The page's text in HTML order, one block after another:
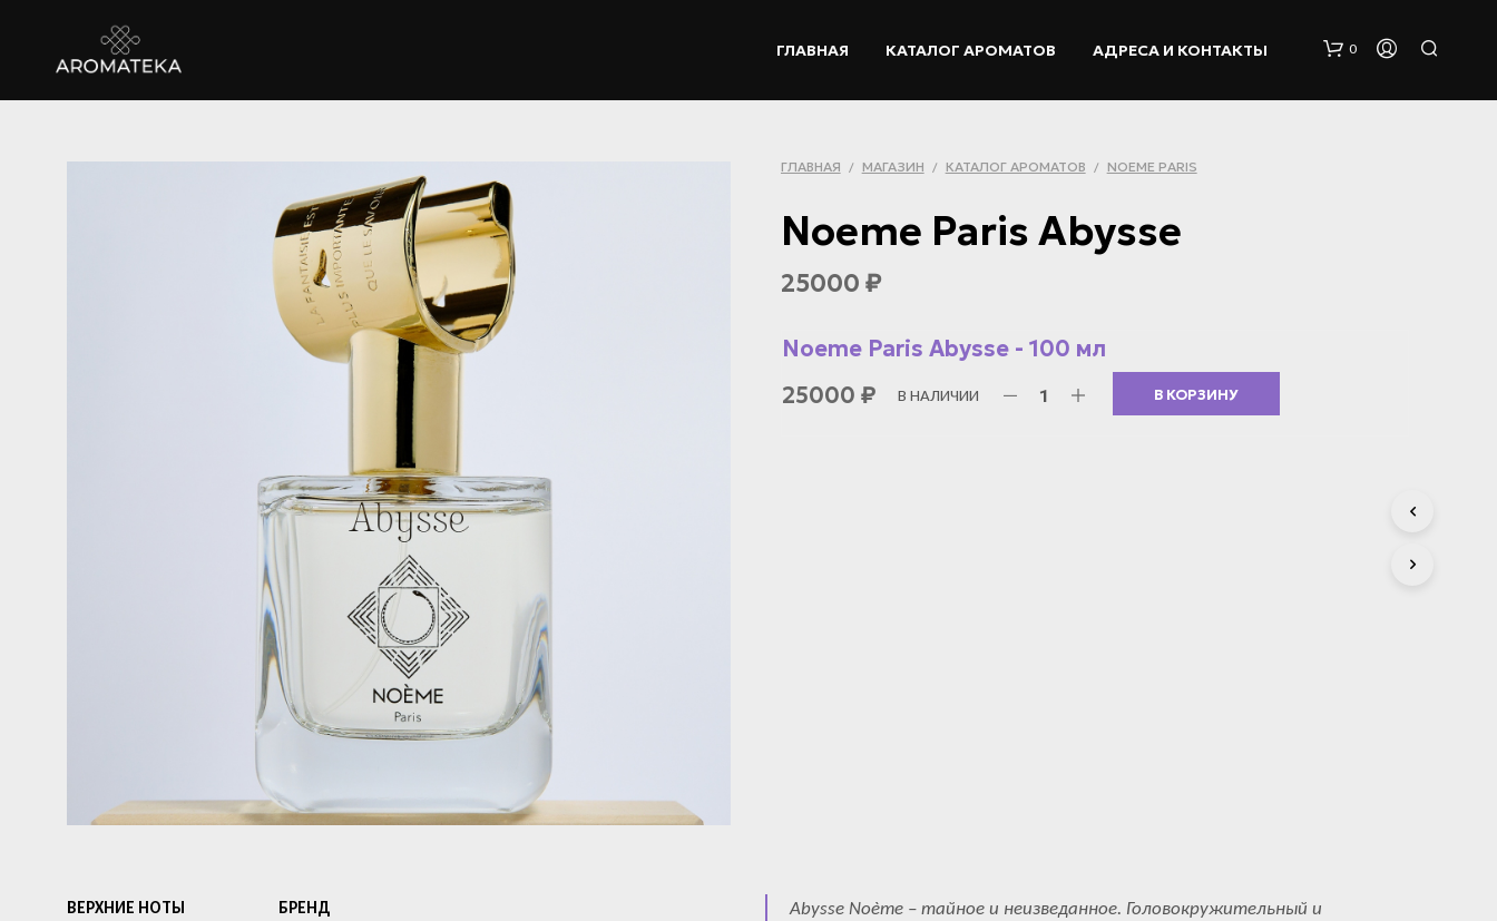
ГЛАВНАЯ КАТАЛОГ АРОМАТОВ АДРЕСА И КОНТАКТЫ 0
ГЛАВНАЯ / МАГАЗИН / КАТАЛОГ АРОМАТОВ / NOEME PARIS
Noeme Paris Abysse
25000 ₽
Noeme Paris Abysse - 100 мл
25000 ₽ В НАЛИЧИИ В КОРЗИНУ
ВЕРХНИЕ НОТЫ
БРЕНД
Abysse Noème – тайное и неизведанное. Головокружительный и